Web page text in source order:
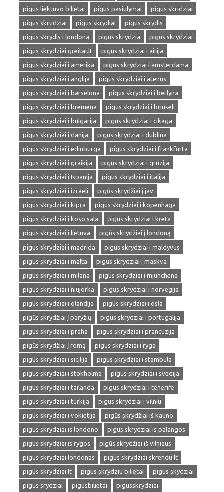
pigus liektuvo bilietai pigus pasiulymai
pigus skridziai
pigus skrudziai
pigus skrydiai
pigus skrydis
pigus skrydis i londona
pigus skrydzia
pigus skrydziai
pigus skrydziai greitai.lt
pigus skrydziai i airija
pigus skrydziai i amerika
pigus skrydziai i amsterdama
pigus skrydziai i anglija
pigus skrydziai i atenus
pigus skrydziai i barselona
pigus skrydziai i berlyna
pigus skrydziai i bremena
pigus skrydziai i briuseli
pigus skrydziai i bulgarija
pigus skrydziai i cikaga
pigus skrydziai i danija
pigus skrydziai i dublina
pigus skrydziai i edinburga
pigus skrydziai i frankfurta
pigus skrydziai i graikija
pigus skrydziai i gruzija
pigus skrydziai i Ispanija
pigus skrydziai i italija
pigus skrydziai i izraeli
pigūs skrydžiai į jav
pigus skrydziai i kipra
pigus skrydziai i kopenhaga
pigus skrydziai i koso sala
pigus skrydziai i kreta
pigus skrydziai i lietuva
pigūs skrydžiai į londoną
pigus skrydziai i madrida
pigus skrydziai i maldyvus
pigus skrydziai i malta
pigus skrydziai i maskva
pigus skrydziai i milana
pigus skrydziai i miunchena
pigus skrydziai i niujorka
pigus skrydziai i norvegija
pigus skrydziai i olandija
pigus skrydziai i osla
pigūs skrydžiai į paryžių
pigus skrydziai i portugalija
pigus skrydziai i praha
pigus skrydziai i prancuzija
pigūs skrydžiai į romą
pigus skrydziai i ryga
pigus skrydziai i sicilija
pigus skrydziai i stambula
pigus skrydziai i stokholma
pigus skrydziai i svedija
pigus skrydziai i tailanda
pigus skrydziai i tenerife
pigus skrydziai i turkija
pigus skrydziai i vilniu
pigus skrydziai i vokietija
pigūs skrydžiai iš kauno
pigus skrydziai is londono
pigus skrydziai is palangos
pigus skrydziai is rygos
pigūs skrydžiai iš vilniaus
pigus skrydziai londonas
pigus skrydziai skrendu lt
pigus skrydziai.lt
pigus skrydziu bilietai
pigus skydziai
pigus srydziai
pigusbilietai
pigusskrydziai